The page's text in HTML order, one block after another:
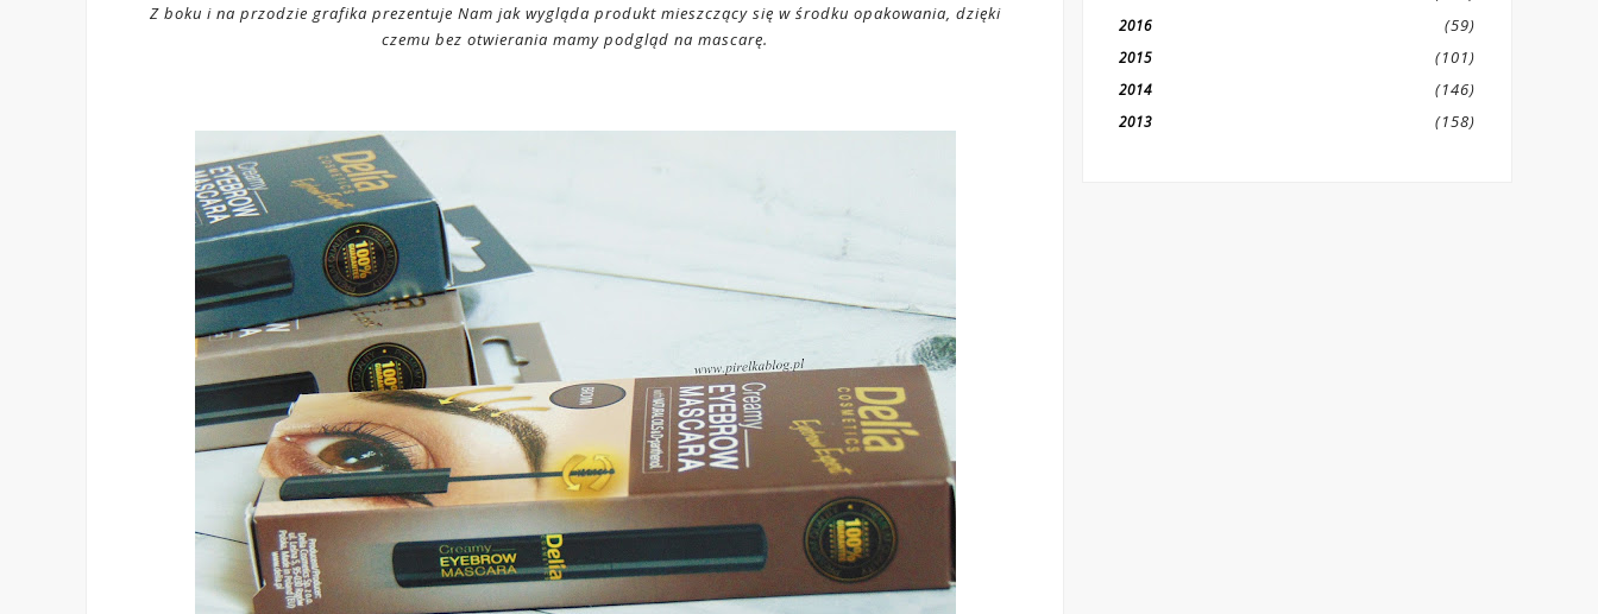
Z boku i na przodzie grafika prezentuje Nam jak wygląda produkt mieszczący się w środku opakowania, dzięki
czemu bez otwierania mamy podgląd na mascarę.
2016 (59)
2015 (101)
2014 (146)
2013 (158)